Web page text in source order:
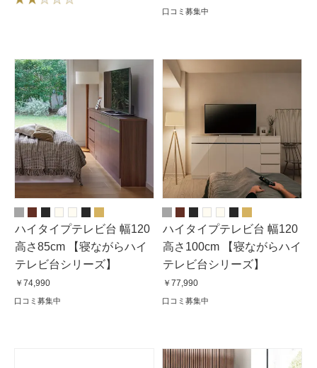
口コミ募集中
ハイタイプテレビ台 幅120
高さ85cm 【寝ながらハイ
テレビ台シリーズ】
￥74,990
口コミ募集中
ハイタイプテレビ台 幅120
高さ100cm 【寝ながらハイ
テレビ台シリーズ】
￥77,990
口コミ募集中